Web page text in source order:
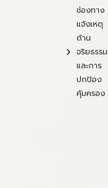
ช่องทาง
แจ้งเหตุ
ด้าน
จริยธรรม
และการ
ปกป้อง
คุ้มครอง